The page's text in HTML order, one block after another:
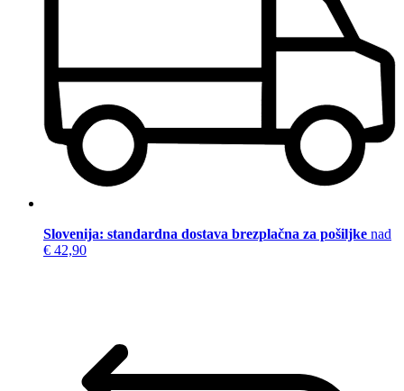
Slovenija: standardna dostava brezplačna za pošiljke nad
€ 42,90